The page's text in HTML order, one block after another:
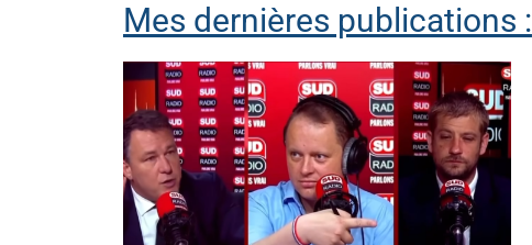
Mes dernières publications :